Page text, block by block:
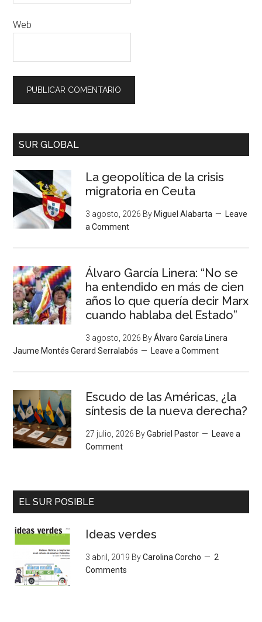
Web
SUR GLOBAL
La geopolítica de la crisis
migratoria en Ceuta
3 agosto, 2026 By Miguel Alabarta
Leave
a Comment
Álvaro García Linera: “No se
ha entendido en más de cien
años lo que quería decir Marx
cuando hablaba del Estado”
3 agosto, 2026 ByÁlvaro García Linera
Jaume Montés Gerard Serralabós
Leave a Comment
Escudo de las Américas, ¿la
síntesis de la nueva derecha?
27 julio, 2026 ByGabriel Pastor
Leave a
Comment
EL SUR POSIBLE
Ideas verdes
3 abril, 2019 ByCarolina Corcho
2
Comments